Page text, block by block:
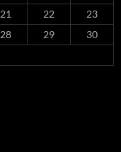
21 22
23
28 29
30